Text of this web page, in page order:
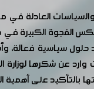
العادلة في
إلى التعليم، مما يعكس
حلول سياسية
وارد عن شكرها
بالتأكيد على